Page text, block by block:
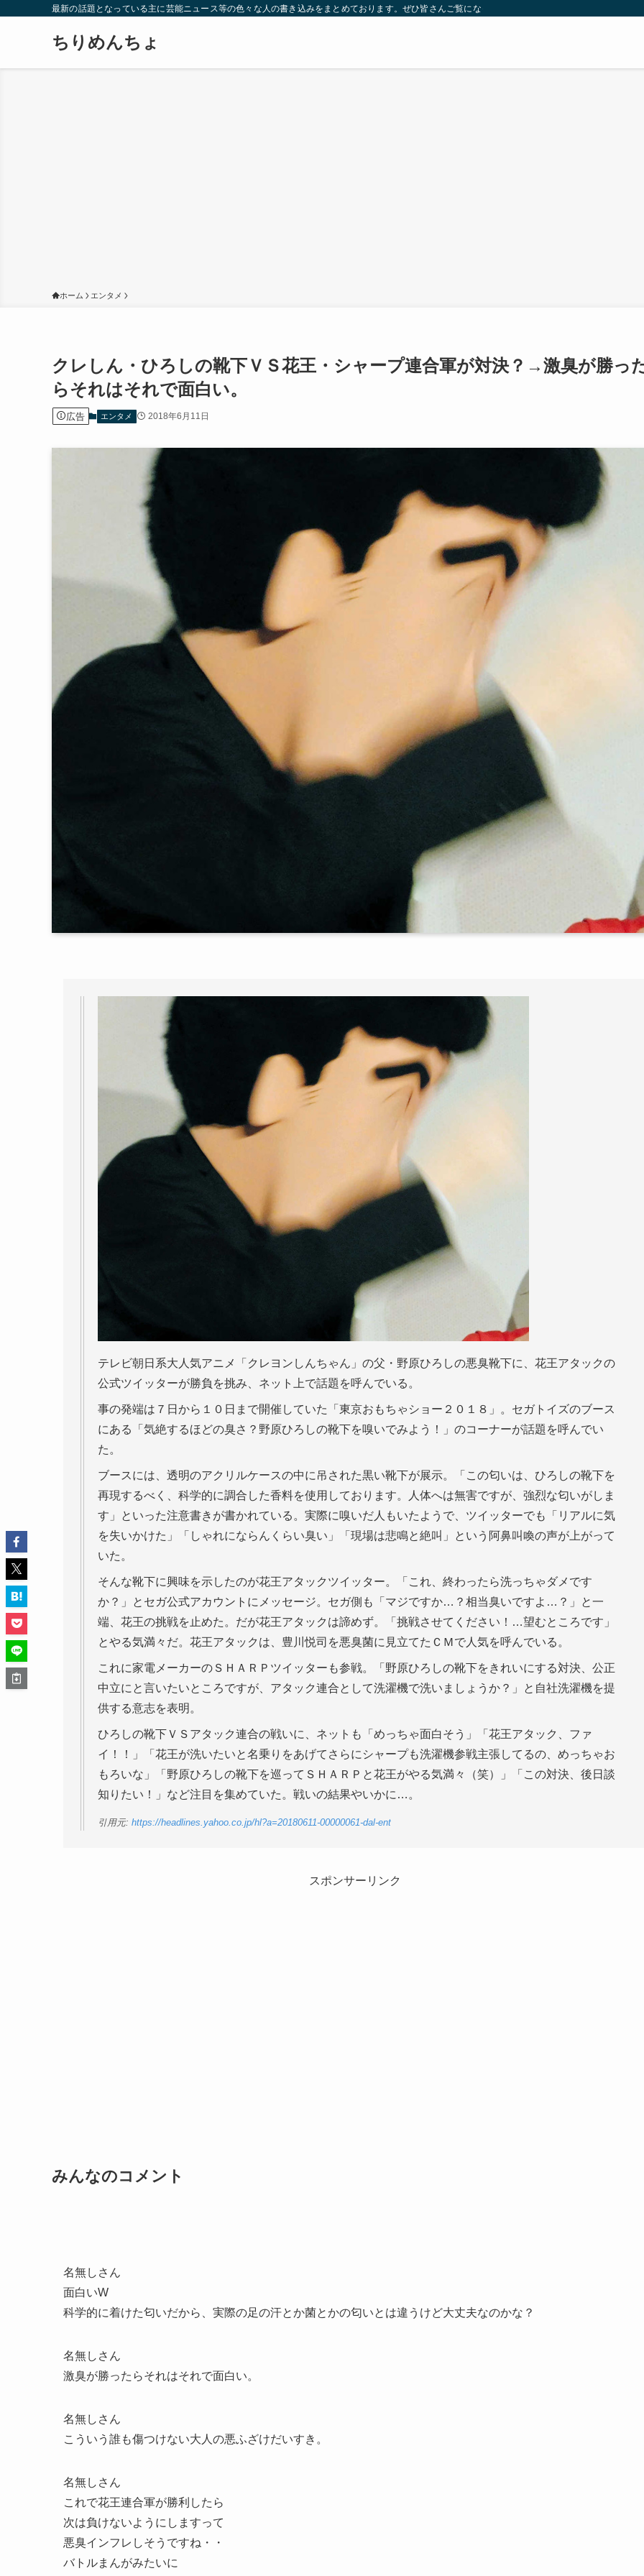
最新の話題となっている主に芸能ニュース等の色々な人の書き込みをまとめております。ぜひ皆さんご覧になっていってください。
ちりめんちょ
ホーム エンタメ
クレしん・ひろしの靴下ＶＳ花王・シャープ連合軍が対決？→激臭が勝っ
らそれはそれで面白い。
広告 エンタメ 2018年6月11日
テレビ朝日系大人気アニメ「クレヨンしんちゃん」の父・野原ひろしの悪臭靴下に、花王アタックの
公式ツイッターが勝負を挑み、ネット上で話題を呼んでいる。
事の発端は７日から１０日まで開催していた「東京おもちゃショー２０１８」。セガトイズのブース
にある「気絶するほどの臭さ？野原ひろしの靴下を嗅いでみよう！」のコーナーが話題を呼んでい
た。
ブースには、透明のアクリルケースの中に吊された黒い靴下が展示。「この匂いは、ひろしの靴下を
再現するべく、科学的に調合した香料を使用しております。人体へは無害ですが、強烈な匂いがしま
す」といった注意書きが書かれている。実際に嗅いだ人もいたようで、ツイッターでも「リアルに気
を失いかけた」「しゃれにならんくらい臭い」「現場は悲鳴と絶叫」という阿鼻叫喚の声が上がって
いた。
そんな靴下に興味を示したのが花王アタックツイッター。「これ、終わったら洗っちゃダメです
か？」とセガ公式アカウントにメッセージ。セガ側も「マジですか…？相当臭いですよ…？」と一
端、花王の挑戦を止めた。だが花王アタックは諦めず。「挑戦させてください！…望むところです」
とやる気満々だ。花王アタックは、豊川悦司を悪臭菌に見立てたＣＭで人気を呼んでいる。
これに家電メーカーのＳＨＡＲＰツイッターも参戦。「野原ひろしの靴下をきれいにする対決、公正
中立にと言いたいところですが、アタック連合として洗濯機で洗いましょうか？」と自社洗濯機を提
供する意志を表明。
ひろしの靴下ＶＳアタック連合の戦いに、ネットも「めっちゃ面白そう」「花王アタック、ファ
イ！！」「花王が洗いたいと名乗りをあげてさらにシャープも洗濯機参戦主張してるの、めっちゃお
もろいな」「野原ひろしの靴下を巡ってＳＨＡＲＰと花王がやる気満々（笑）」「この対決、後日談
知りたい！」など注目を集めていた。戦いの結果やいかに…。
引用元: https://headlines.yahoo.co.jp/hl?a=20180611-00000061-dal-ent
スポンサーリンク
みんなのコメント
名無しさん
面白いW
科学的に着けた匂いだから、実際の足の汗とか菌とかの匂いとは違うけど大丈夫なのかな？
名無しさん
激臭が勝ったらそれはそれで面白い。
名無しさん
こういう誰も傷つけない大人の悪ふざけだいすき。
名無しさん
これで花王連合軍が勝利したら
次は負けないようにしますって
悪臭インフレしそうですね・・
バトルまんがみたいに